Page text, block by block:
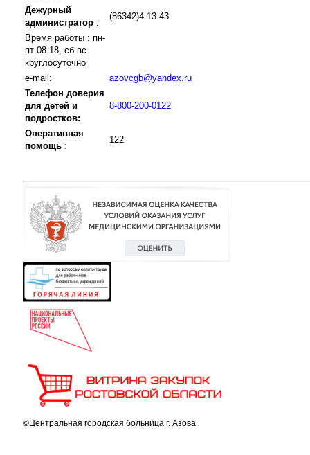
Дежурный
администратор :
(86342)4-13-43
Время работы : пн-
пт 08-18, сб-вс
круглосуточно
e-mail:
azovcgb@yandex.ru
Телефон доверия
для детей и
подростков:
8-800-200-0122
Оперативная
помощь :
122
©Центральная городская больница г. Азова